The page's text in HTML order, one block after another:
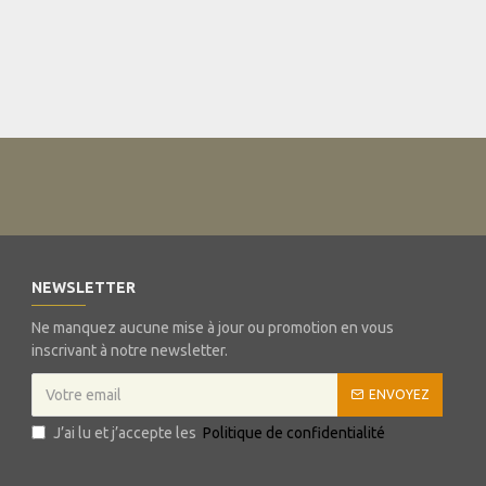
NEWSLETTER
Ne manquez aucune mise à jour ou promotion en vous
inscrivant à notre newsletter.
ENVOYEZ
J’ai lu et j’accepte les Politique de confidentialité